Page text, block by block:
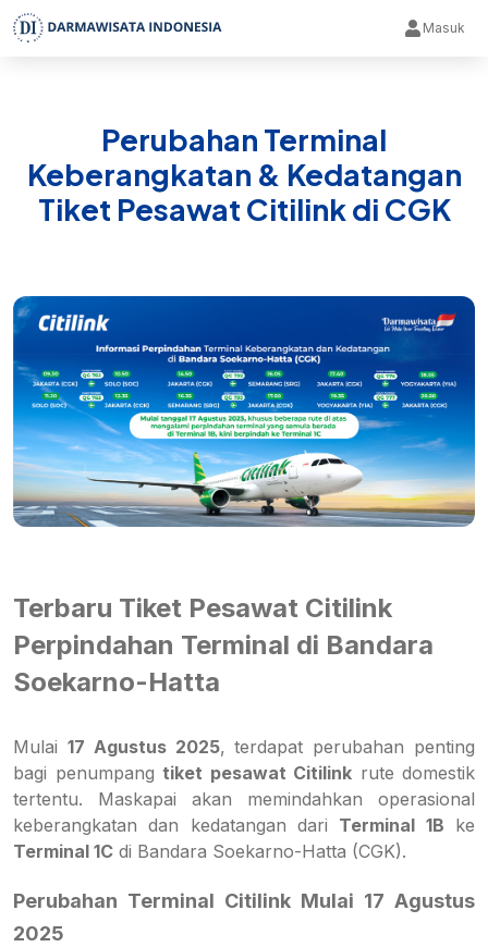
Masuk
Perubahan Terminal
Keberangkatan & Kedatangan
Tiket Pesawat Citilink di CGK
Terbaru Tiket Pesawat Citilink
Perpindahan Terminal di Bandara
Soekarno-Hatta
Mulai 17 Agustus 2025, terdapat perubahan penting
bagi penumpang tiket pesawat Citilink rute domestik
tertentu. Maskapai akan memindahkan operasional
keberangkatan dan kedatangan dari Terminal 1B ke
Terminal 1C di Bandara Soekarno-Hatta (CGK).
Perubahan Terminal Citilink Mulai 17 Agustus
2025